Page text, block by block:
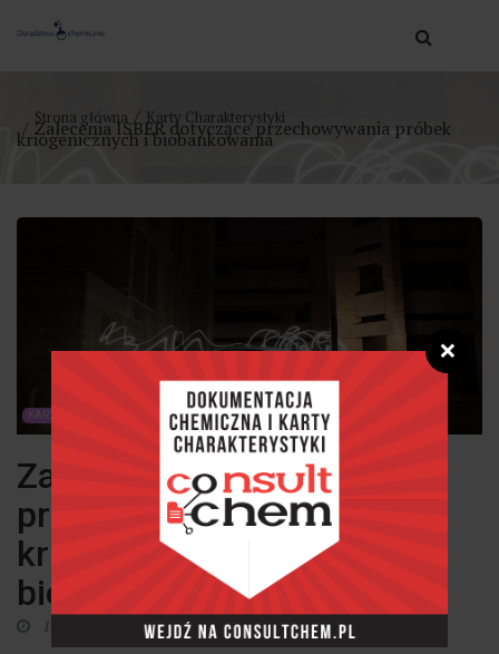
Strona główna Karty Charakterystyki
Zalecenia ISBER dotyczące przechowywania próbek
kriogenicznych i biobankowania
KARTY CHARAKTERYSTYKI
Zalecenia ISBER dotyczące
przechowywania próbek
kriogenicznych i
biobankowania
14 czerwca 2022
❌